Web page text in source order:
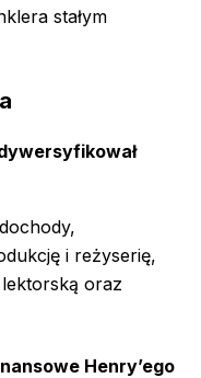
stałym
i reżyserię,
oraz
Henry’ego